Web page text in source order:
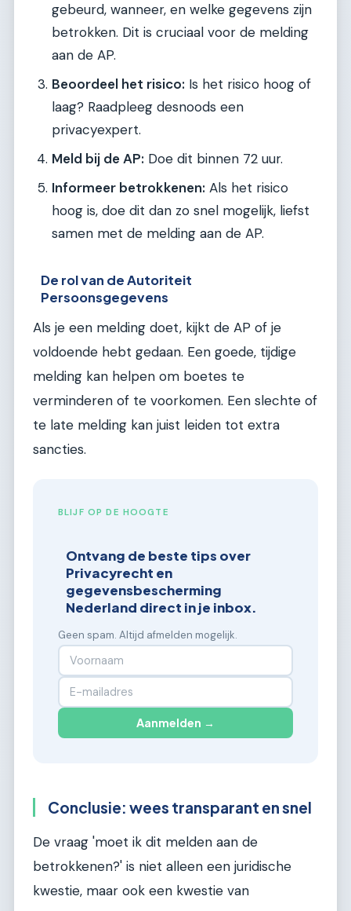
gebeurd, wanneer, en welke gegevens zijn
betrokken. Dit is cruciaal voor de melding
aan de AP.
Beoordeel het risico: Is het risico hoog of
laag? Raadpleeg desnoods een
privacyexpert.
Meld bij de AP: Doe dit binnen 72 uur.
Informeer betrokkenen: Als het risico
hoog is, doe dit dan zo snel mogelijk, liefst
samen met de melding aan de AP.
De rol van de Autoriteit
Persoonsgegevens
Als je een melding doet, kijkt de AP of je
voldoende hebt gedaan. Een goede, tijdige
melding kan helpen om boetes te
verminderen of te voorkomen. Een slechte of
te late melding kan juist leiden tot extra
sancties.
BLIJF OP DE HOOGTE
Ontvang de beste tips over
Privacyrecht en
gegevensbescherming
Nederland direct in je inbox.
Geen spam. Altijd afmelden mogelijk.
Aanmelden →
Conclusie: wees transparant en snel
De vraag 'moet ik dit melden aan de
betrokkenen?' is niet alleen een juridische
kwestie, maar ook een kwestie van